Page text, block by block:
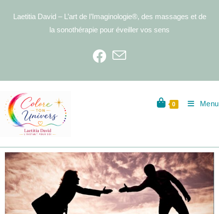
Laetitia David – L’art de l’Imaginologie®, des massages et de
la sonothérapie pour éveiller vos sens
0 Menu